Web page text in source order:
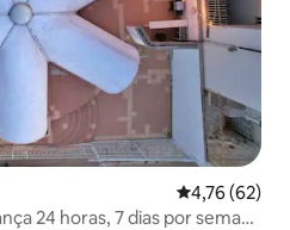
4,76 de uma
4,76 (62)
24 horas, 7 dias por semana